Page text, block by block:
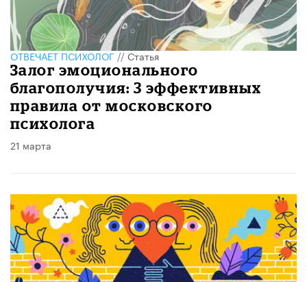
ОТВЕЧАЕТ ПСИХОЛОГ//Статья
Залог эмоционального
благополучия: 3 эффективных
правила от московского
психолога
21 марта